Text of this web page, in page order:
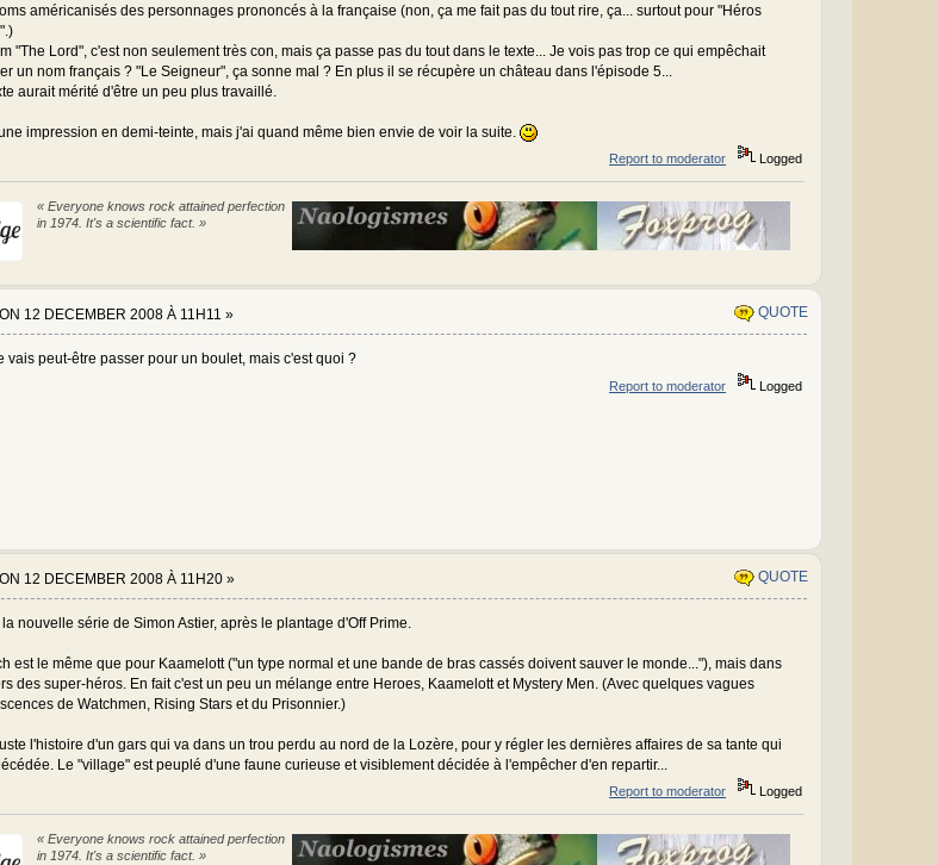
américanisés des personnages prononcés à la française (non, ça me fait pas du tout rire, ça... surtout pour "Héros
"The Lord", c'est non seulement très con, mais ça passe pas du tout dans le texte... Je vois pas trop ce qui empêchait
un nom français ? "Le Seigneur", ça sonne mal ? En plus il se récupère un château dans l'épisode 5...
aurait mérité d'être un peu plus travaillé.
impression en demi-teinte, mais j'ai quand même bien envie de voir la suite.
Report to moderator Logged
« Everyone knows rock attained perfection
in 1974. It's a scientific fact. »
12 DECEMBER 2008 À 11H11 » QUOTE
vais peut-être passer pour un boulet, mais c'est quoi ?
Report to moderator Logged
12 DECEMBER 2008 À 11H20 » QUOTE
la nouvelle série de Simon Astier, après le plantage d'Off Prime.
est le même que pour Kaamelott ("un type normal et une bande de bras cassés doivent sauver le monde..."), mais dans
des super-héros. En fait c'est un peu un mélange entre Heroes, Kaamelott et Mystery Men. (Avec quelques vagues
de Watchmen, Rising Stars et du Prisonnier.)
l'histoire d'un gars qui va dans un trou perdu au nord de la Lozère, pour y régler les dernières affaires de sa tante qui
Le "village" est peuplé d'une faune curieuse et visiblement décidée à l'empêcher d'en repartir...
Report to moderator Logged
« Everyone knows rock attained perfection
in 1974. It's a scientific fact. »